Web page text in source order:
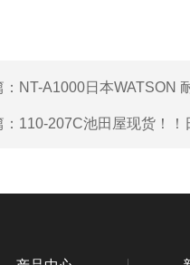
NT-A1000日本WATSON
110-207C池田屋现货！！